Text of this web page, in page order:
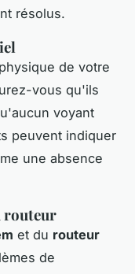
résolus.
de votre
vous qu'ils
voyant
peuvent indiquer
une absence
routeur
et du routeur
de